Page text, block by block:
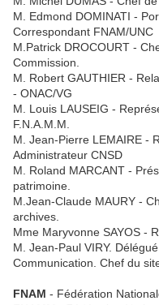
M. Edmond DOMINATI -
Correspondant FNAM/UNC
M.Patrick DROCOURT -
Commission.
M. Robert GAUTHIER -
- ONAC/VG
M. Louis LAUSEIG -
F.N.A.M.M.
M. Jean-Pierre LEMAIRE -
Administrateur CNSD
M. Roland MARCANT -
patrimoine.
M.Jean-Claude MAURY -
archives.
Mme Maryvonne SAYOS -
M. Jean-Paul VIRY.
Communication. Chef du
FNAM - Fédération